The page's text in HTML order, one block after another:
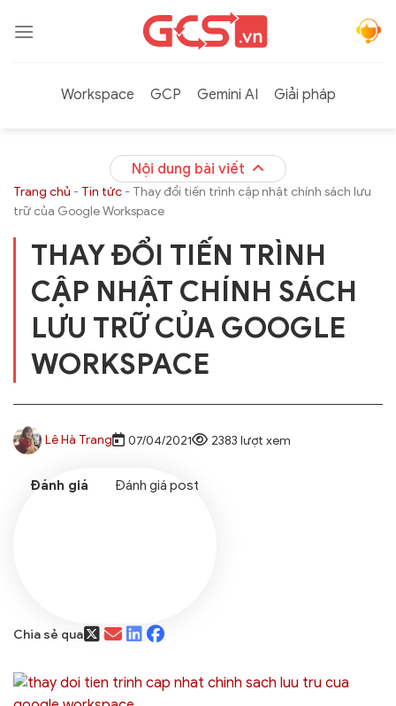
qua
Workspace
GCP Gemini AI Giải pháp
Nội dung bài viết
Trang chủ - Tin tức - Thay đổi tiến trình cập nhật chính sách lưu
trữ của Google Workspace
THAY ĐỔI TIẾN TRÌNH
CẬP NHẬT CHÍNH SÁCH
LƯU TRỮ CỦA GOOGLE
WORKSPACE
Lê Hà Trang 07/04/2021 2383 lượt xem
Đánh giá post
Chia sẻ qua